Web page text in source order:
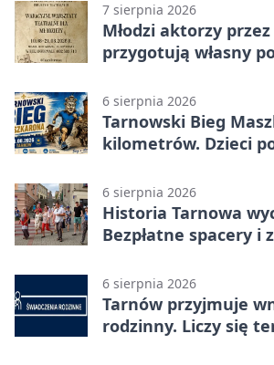
7 sierpnia 2026
Młodzi aktorzy
przygotują własny
6 sierpnia 2026
Tarnowski Bieg
kilometrów. Dzieci
6 sierpnia 2026
Historia Tarnowa
Bezpłatne spacery i
6 sierpnia 2026
Tarnów przyjmuje
rodzinny. Liczy się